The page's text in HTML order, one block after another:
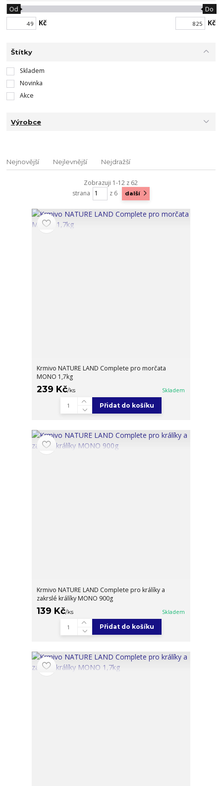
Kč
Od Do
Kč
Štítky
Skladem
Novinka
Akce
Výrobce
Nejnovější Nejlevnější Nejdražší
Zobrazuji 1-12 z 62
strana
z 6 další
Krmivo NATURE LAND Complete pro morčata
MONO 1,7kg
239 Kč/ks Skladem
Přidat do košíku
Krmivo NATURE LAND Complete pro králíky a
zakrslé králíky MONO 900g
139 Kč/ks Skladem
Přidat do košíku